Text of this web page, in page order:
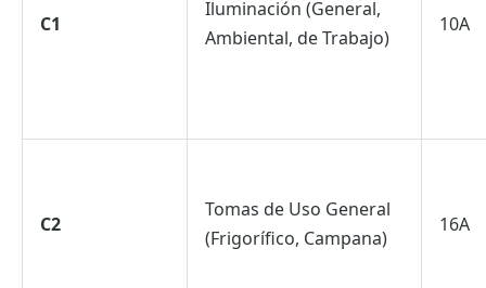
C1
Iluminación (General,
Ambiental, de Trabajo)
10A
C2
Tomas de Uso General
(Frigorífico, Campana)
16A